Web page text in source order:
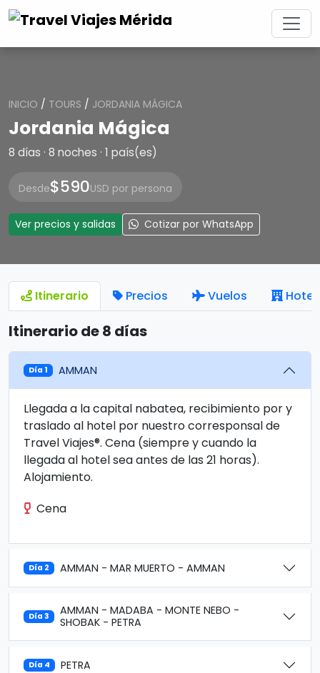
INICIO / TOURS / JORDANIA MÁGICA
Jordania Mágica
8 días · 8 noches · 1 país(es)
Desde$590USD por persona
Ver precios y salidas Cotizar por WhatsApp
Itinerario Precios Vuelos
Itinerario de 8 días
Día 1 AMMAN
Llegada a la capital nabatea, recibimiento por y
traslado al hotel por nuestro corresponsal de
Travel Viajes®. Cena (siempre y cuando la
llegada al hotel sea antes de las 21 horas).
Alojamiento.
Cena
Día 2 AMMAN - MAR MUERTO - AMMAN
Día 3
AMMAN - MADABA - MONTE NEBO -
SHOBAK - PETRA
Día 4 PETRA